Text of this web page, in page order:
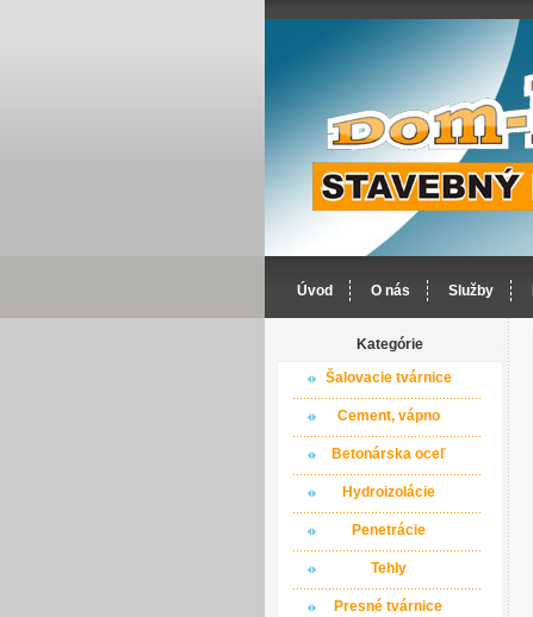
Úvod O nás Služby
Kategórie
Šalovacie tvárnice
Cement, vápno
Betonárska oceľ
Hydroizolácie
Penetrácie
Tehly
Presné tvárnice